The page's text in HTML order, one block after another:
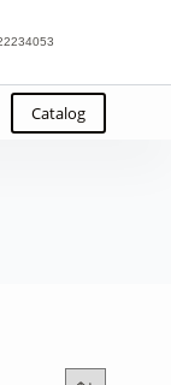
Catalog